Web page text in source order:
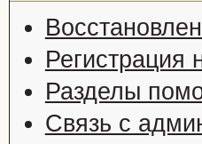
Регистрация
Разделы
Связь с